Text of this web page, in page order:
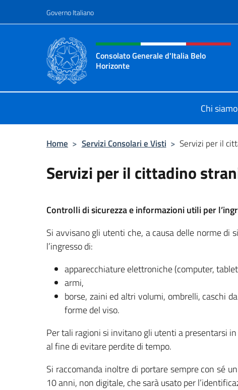
Governo Italiano
Intestazione sito, social e
Consolato Generale d'Italia Belo
Horizonte
Chi siamo
Home > Servizi Consolari e Visti > Servizi per il
Servizi per il cittadino
Controlli di sicurezza e informazioni utili per
Si avvisano gli utenti che, a causa delle norme di
l’ingresso di:
apparecchiature elettroniche (computer,
armi,
borse, zaini ed altri volumi, ombrelli, caschi
forme del viso.
Per tali ragioni si invitano gli utenti a presentarsi
al fine di evitare perdite di tempo.
Si raccomanda inoltre di portare sempre con sé
10 anni, non digitale, che sarà usato per